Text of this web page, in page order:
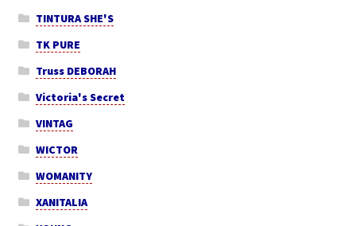
TINTURA SHE'S
TK PURE
Truss DEBORAH
Victoria's Secret
VINTAG
WICTOR
WOMANITY
XANITALIA